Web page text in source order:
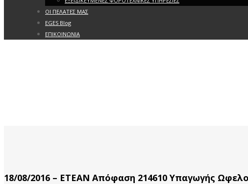
ΟΙ ΠΕΛΑΤΕΣ ΜΑΣ
EGES Blog
ΕΠΙΚΟΙΝΩΝΙΑ
18/08/2016 – ΕΤΕΑΝ Απόφαση 214610 Υπαγωγής